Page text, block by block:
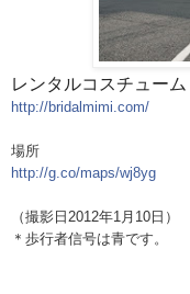
レンタルコスチュー
http://bridalmimi.com/
場所
http://g.co/maps/wj8yg
（撮影日2012年1月10日）
＊歩行者信号は青です。